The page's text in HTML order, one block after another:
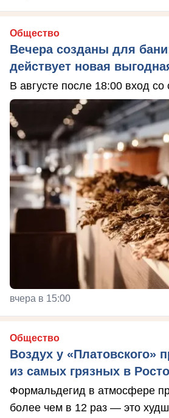
Общество
Вечера созданы для
действует новая
В августе после 18:00 вход со
вчера в 15:00
Общество
Воздух у «Платовского»
из самых грязных в
Формальдегид в атмосфере
более чем в 12 раз — это